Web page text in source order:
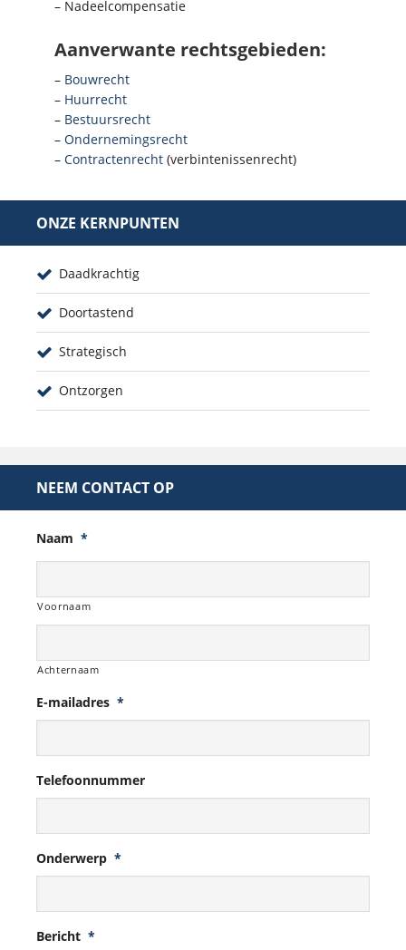
– Nadeelcompensatie
Aanverwante rechtsgebieden:
– Bouwrecht
– Huurrecht
– Bestuursrecht
– Ondernemingsrecht
– Contractenrecht (verbintenissenrecht)
ONZE KERNPUNTEN
Daadkrachtig
Doortastend
Strategisch
Ontzorgen
NEEM CONTACT OP
Naam *
Voornaam
Achternaam
E-mailadres *
Telefoonnummer
Onderwerp *
Bericht *